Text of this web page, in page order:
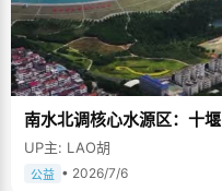
南水北调核心水源区：十堰
UP主: LAO胡
公益 • 2026/7/6